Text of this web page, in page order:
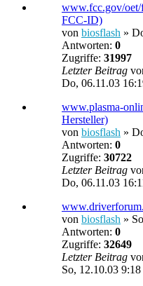
www.fcc.gov/oet/
FCC-ID)
von biosflash »
Antworten: 0
Zugriffe: 31997
Letzter Beitrag
Do, 06.11.03
www.plasma-
Hersteller)
von biosflash »
Antworten: 0
Zugriffe: 30722
Letzter Beitrag
Do, 06.11.03
von biosflash »
Antworten: 0
Zugriffe: 32649
Letzter Beitrag
So, 12.10.03 9:18